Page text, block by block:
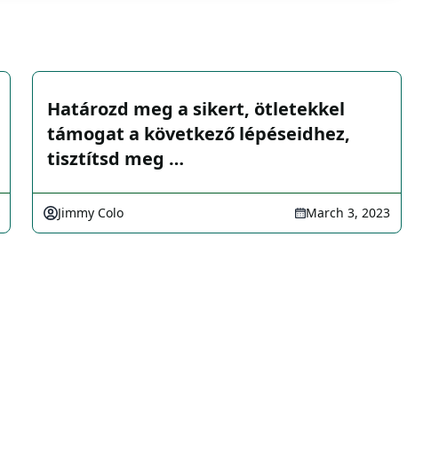
Határozd meg a sikert, ötletekkel
támogat a következő lépéseidhez,
tisztítsd meg …
Jimmy Colo March 3, 2023